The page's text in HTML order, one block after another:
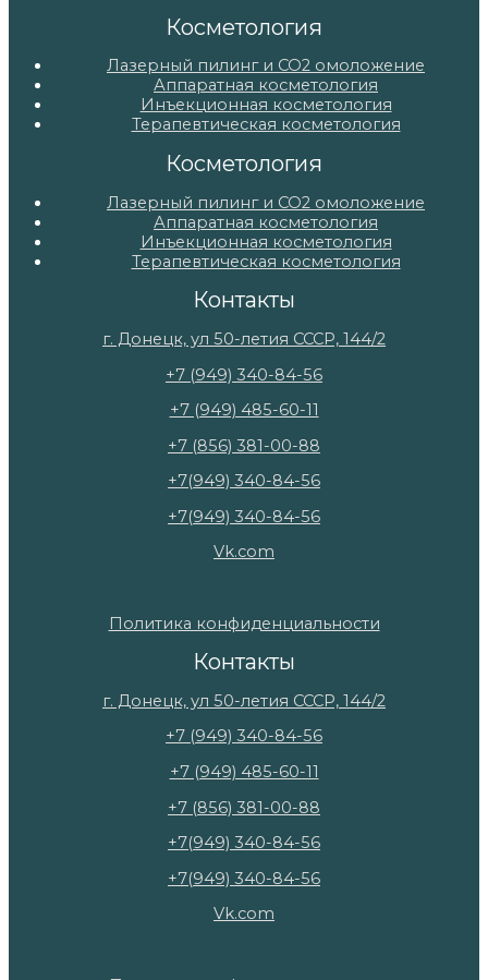
Косметология
Лазерный пилинг и СО2 омоложение
Аппаратная косметология
Инъекционная косметология
Терапевтическая косметология
Косметология
Лазерный пилинг и СО2 омоложение
Аппаратная косметология
Инъекционная косметология
Терапевтическая косметология
Контакты
г. Донецк, ул 50-летия СССР, 144/2
+7 (949) 340-84-56
+7 (949) 485-60-11
+7 (856) 381-00-88
+7(949) 340-84-56
+7(949) 340-84-56
Vk.com
Политика конфиденциальности
Контакты
г. Донецк, ул 50-летия СССР, 144/2
+7 (949) 340-84-56
+7 (949) 485-60-11
+7 (856) 381-00-88
+7(949) 340-84-56
+7(949) 340-84-56
Vk.com